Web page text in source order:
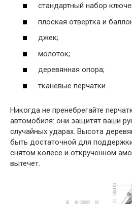
стандартный набор
плоская отвертка и
джек;
молоток;
деревянная опора;
тканевые перчатки
Никогда не пренебрегайте
автомобиля: они защитят ваши
случайных ударах. Высота
быть достаточной для
снятом колесе и открученном
вытечет.